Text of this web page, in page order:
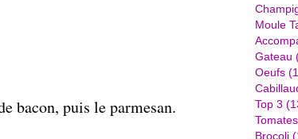
bacon, puis le parmesan.
Moule
Gateau
Oeufs
Top 3
Tomates
Brocoli